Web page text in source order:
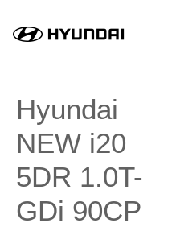
Hyundai
NEW i20
5DR 1.0T-
GDi 90CP